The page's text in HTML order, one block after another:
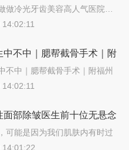
北区做冷光牙齿美容口腔
做冷光牙齿美容高人气医院…
中不中｜腮帮截骨手术｜附
美医疗美容门诊部价位表
不中｜腮帮截骨手术｜附福州
面部除皱医生前十位无悬念
男性面部除皱医生
可能是因为我们肌肤内有时过
14:01:22